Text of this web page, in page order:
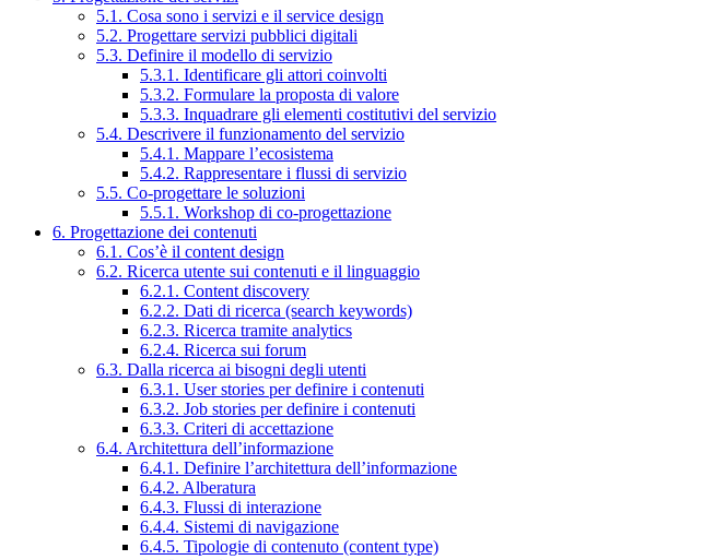
5.1. Cosa sono i servizi e il service design
5.2. Progettare servizi pubblici digitali
5.3. Definire il modello di servizio
5.3.1. Identificare gli attori coinvolti
5.3.2. Formulare la proposta di valore
5.3.3. Inquadrare gli elementi costitutivi del servizio
5.4. Descrivere il funzionamento del servizio
5.4.1. Mappare l’ecosistema
5.4.2. Rappresentare i flussi di servizio
5.5. Co-progettare le soluzioni
5.5.1. Workshop di co-progettazione
6. Progettazione dei contenuti
6.1. Cos’è il content design
6.2. Ricerca utente sui contenuti e il linguaggio
6.2.1. Content discovery
6.2.2. Dati di ricerca (search keywords)
6.2.3. Ricerca tramite analytics
6.2.4. Ricerca sui forum
6.3. Dalla ricerca ai bisogni degli utenti
6.3.1. User stories per definire i contenuti
6.3.2. Job stories per definire i contenuti
6.3.3. Criteri di accettazione
6.4. Architettura dell’informazione
6.4.1. Definire l’architettura dell’informazione
6.4.2. Alberatura
6.4.3. Flussi di interazione
6.4.4. Sistemi di navigazione
6.4.5. Tipologie di contenuto (content type)